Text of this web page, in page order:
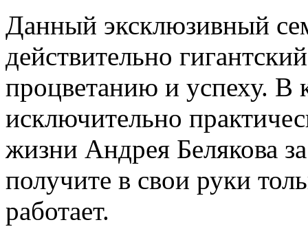
Данный эксклюзивный
действительно
процветанию и успеху. В
исключительно
жизни Андрея Белякова
получите в свои руки
работает.